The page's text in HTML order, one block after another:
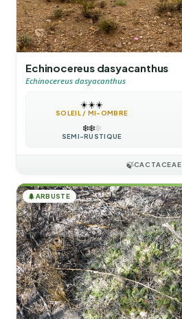
Echinocereus dasyacanthus
Echinocereus dasyacanthus
☀️☀️☀️
SOLEIL / MI-OMBRE
❄️❄️❄️
SEMI-RUSTIQUE
🍃CACTACEAE
🌲ARBUSTE